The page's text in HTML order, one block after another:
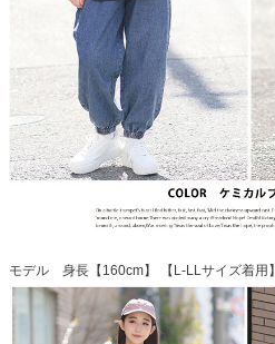
モデル 身長【160cm】 【L-LLサイズ着用】